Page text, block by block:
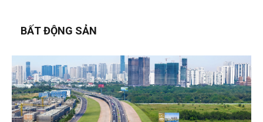
BẤT ĐỘNG SẢN